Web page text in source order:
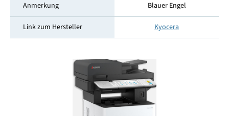
Anmerkung Blauer Engel
Link zum Hersteller Kyocera